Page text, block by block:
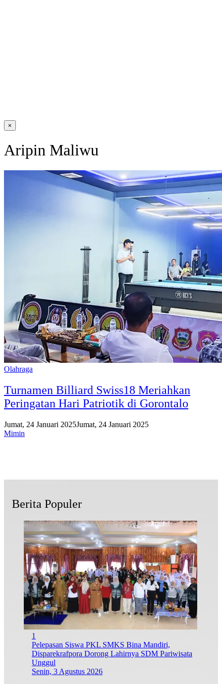
×
Aripin Maliwu
Olahraga
Turnamen Billiard Swiss18 Meriahkan
Peringatan Hari Patriotik di Gorontalo
Jumat, 24 Januari 2025Jumat, 24 Januari 2025
Mimin
Berita Populer
1
Pelepasan Siswa PKL SMKS Bina Mandiri,
Disparekrafpora Dorong Lahirnya SDM Pariwisata
Unggul
Senin, 3 Agustus 2026